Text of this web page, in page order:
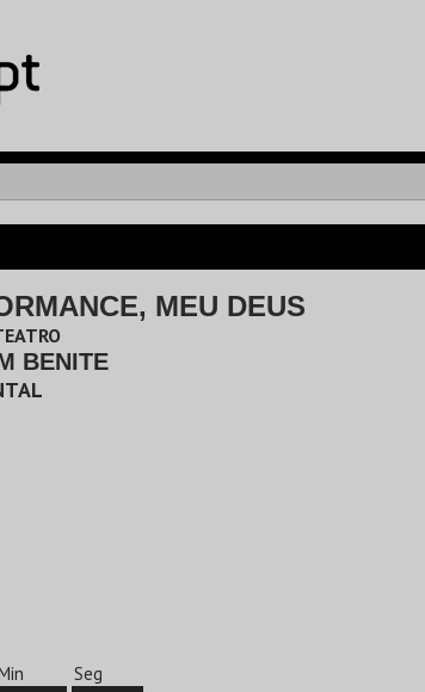
MEU DEUS
BENITE
Seg